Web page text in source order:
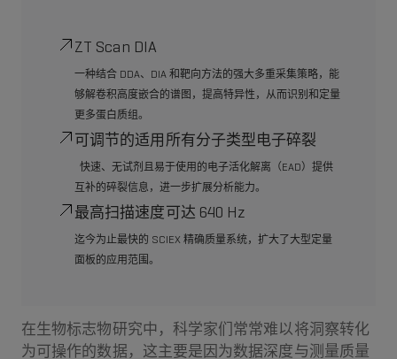
ZT Scan DIA
一种结合 DDA、DIA 和靶向方法的强大多重采集策略，能
够解卷积高度嵌合的谱图，提高特异性，从而识别和定量
更多蛋白质组。
可调节的适用所有分子类型电子碎裂
快速、无试剂且易于使用的电子活化解离（EAD）提供
互补的碎裂信息，进一步扩展分析能力。
最高扫描速度可达 640 Hz
迄今为止最快的 SCIEX 精确质量系统，扩大了大型定量
面板的应用范围。
在生物标志物研究中，科学家们常常难以将洞察转化
为可操作的数据，这主要是因为数据深度与测量质量